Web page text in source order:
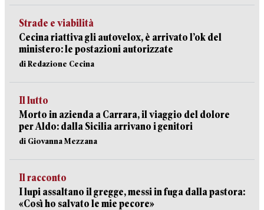
Strade e viabilità
Cecina riattiva gli autovelox, è arrivato l’ok del
ministero: le postazioni autorizzate
di Redazione Cecina
Il lutto
Morto in azienda a Carrara, il viaggio del dolore
per Aldo: dalla Sicilia arrivano i genitori
di Giovanna Mezzana
Il racconto
I lupi assaltano il gregge, messi in fuga dalla pastora:
«Così ho salvato le mie pecore»